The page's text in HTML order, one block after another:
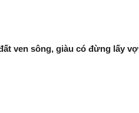
ven sông, giàu có đừng lấy vợ